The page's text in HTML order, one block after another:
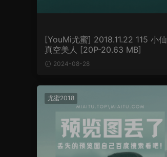
[YouMi尤蜜] 2018.11.22 115 小仙
真空美人 [20P-20.63 MB]
2024-08-28
尤蜜2018